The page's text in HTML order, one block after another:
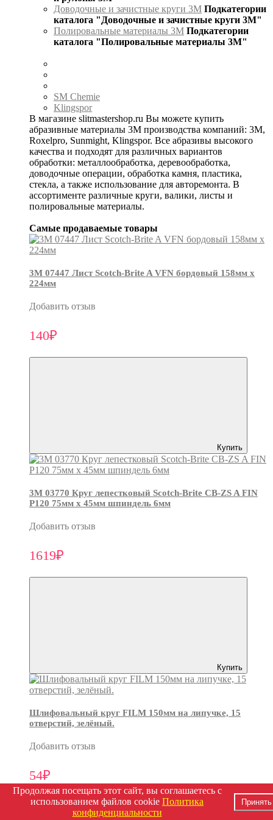
Доводочные и зачистные круги 3М Подкатегории
каталога "Доводочные и зачистные круги 3М"
Полировальные материалы 3М Подкатегории
каталога "Полировальные материалы 3М"
SM Chemie
Klingspor
В магазине slitmastershop.ru Вы можете купить
абразивные материалы 3М производства компаний: 3М,
Roxelpro, Sunmight, Klingspor. Все абразивы высокого
качества и подходят для различных вариантов
обработки: металлообработка, деревообработка,
доводочные операции, обработка камня, пластика,
стекла, а также использование для авторемонта. В
ассортименте различные круги, валики, листы и
полировальные материалы.
Самые продаваемые товары
3М 07447 Лист Scotch-Brite A VFN бордовый 158мм х
224мм
Добавить отзыв
140₽
Купить
3М 03770 Круг лепестковый Scotch-Brite CB-ZS A FIN
P120 75мм х 45мм шпиндель 6мм
Добавить отзыв
1619₽
Купить
Шлифовальный круг FILM 150мм на липучке, 15
отверстий, зелёный.
Добавить отзыв
54₽
Продолжая посещать этот сайт, вы соглашаетесь с
использованием файлов cookie Политика
конфиденциальности
Принять